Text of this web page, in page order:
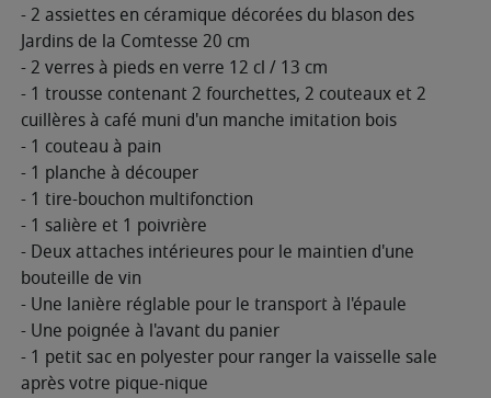
- 2 assiettes en céramique décorées du blason des
Jardins de la Comtesse 20 cm
- 2 verres à pieds en verre 12 cl / 13 cm
- 1 trousse contenant 2 fourchettes, 2 couteaux et 2
cuillères à café muni d'un manche imitation bois
- 1 couteau à pain
- 1 planche à découper
- 1 tire-bouchon multifonction
- 1 salière et 1 poivrière
- Deux attaches intérieures pour le maintien d'une
bouteille de vin
- Une lanière réglable pour le transport à l'épaule
- Une poignée à l'avant du panier
- 1 petit sac en polyester pour ranger la vaisselle sale
après votre pique-nique